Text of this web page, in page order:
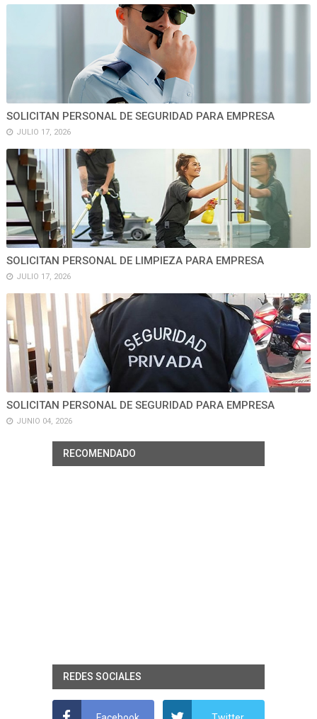
SOLICITAN PERSONAL DE SEGURIDAD PARA EMPRESA
JULIO 17, 2026
SOLICITAN PERSONAL DE LIMPIEZA PARA EMPRESA
JULIO 17, 2026
SOLICITAN PERSONAL DE SEGURIDAD PARA EMPRESA
JUNIO 04, 2026
RECOMENDADO
REDES SOCIALES